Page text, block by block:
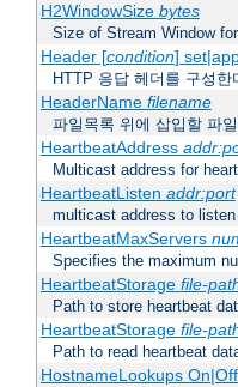
H2WindowSize bytes
Size of Stream Window
Header [condition]
HTTP 응답 헤더를 구성한
HeaderName filename
파일목록 위에 삽입할 파
HeartbeatAddress
Multicast address for
HeartbeatListen addr:port
multicast address to
HeartbeatMaxServers
Specifies the maximum
HeartbeatStorage file-
Path to store heartbeat
HeartbeatStorage file-
Path to read heartbeat
HostnameLookups